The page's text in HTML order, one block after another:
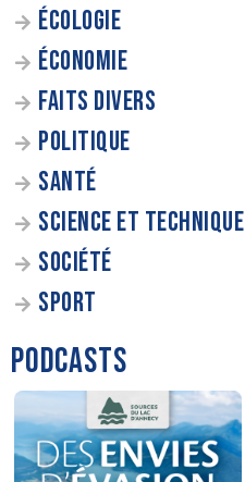
ÉCOLOGIE
ÉCONOMIE
FAITS DIVERS
POLITIQUE
SANTÉ
SCIENCE ET TECHNIQUE
SOCIÉTÉ
SPORT
PODCASTS